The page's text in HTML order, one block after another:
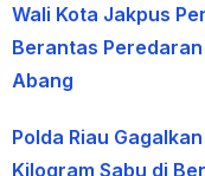
Wali Kota Jakpus
Berantas
Abang
Polda Riau
Kilogram Sabu di